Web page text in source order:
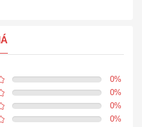
0%
0%
0%
0%